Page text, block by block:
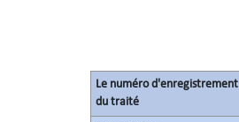
Le numéro d'enregistrement
du traité